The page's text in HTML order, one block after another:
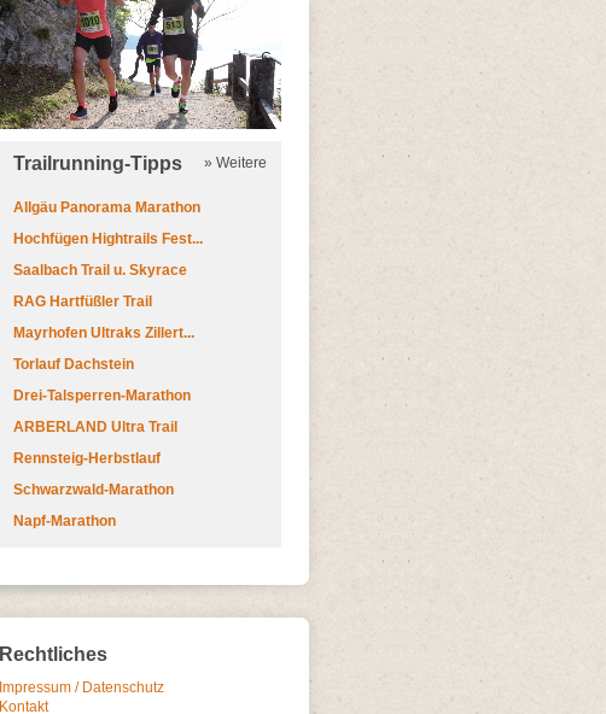
Trailrunning-Tipps » Weitere
Allgäu Panorama Marathon
Hochfügen Hightrails Fest...
Saalbach Trail u. Skyrace
RAG Hartfüßler Trail
Mayrhofen Ultraks Zillert...
Torlauf Dachstein
Drei-Talsperren-Marathon
ARBERLAND Ultra Trail
Rennsteig-Herbstlauf
Schwarzwald-Marathon
Napf-Marathon
Rechtliches
Impressum / Datenschutz
Kontakt